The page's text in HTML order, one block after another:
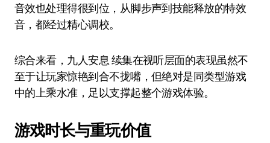
音效也处理得很到位，从脚步声到技能释放的特效
音，都经过精心调校。
综合来看，九人安息 续集在视听层面的表现虽然不
至于让玩家惊艳到合不拢嘴，但绝对是同类型游戏
中的上乘水准，足以支撑起整个游戏体验。
游戏时长与重玩价值